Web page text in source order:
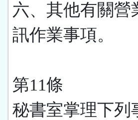
六、其他有關營
訊作業事項。
第11條
秘書室掌理下列